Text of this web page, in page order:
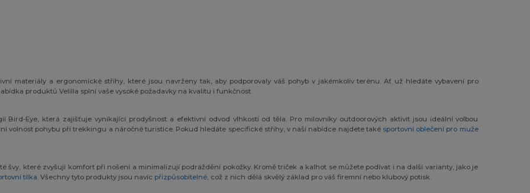
materiály a ergonomické střihy, které jsou navrženy tak, aby podporovaly váš pohyb v jakémkoliv terénu. Ať už hledáte vybavení pro
produktů Velilla splní vaše vysoké požadavky na kvalitu i funkčnost.
Bird-Eye, která zajišťuje vynikající prodyšnost a efektivní odvod vlhkosti od těla. Pro milovníky outdoorových aktivit jsou ideální volbou
volnost pohybu při trekkingu a náročné turistice. Pokud hledáte specifické střihy, v naší nabídce najdete také sportovní oblečení pro muže
švy, které zvyšují komfort při nošení a minimalizují podráždění pokožky. Kromě triček a kalhot se můžete podívat i na další varianty, jako je
tílka. Všechny tyto produkty jsou navíc přizpůsobitelné, což z nich dělá skvělý základ pro váš firemní nebo klubový potisk.